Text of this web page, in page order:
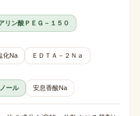
リン酸ＰＥＧ－１５０
化Na
ＥＤＴＡ－２Ｎａ
ール 安息香酸Na